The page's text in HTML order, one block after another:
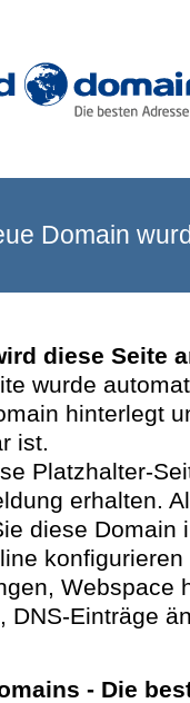
Domain
diese Seite
wurde
hinterlegt
ist.
Platzhalter-
erhalten.
diese Domain
Webspace
DNS-Einträge
- Die